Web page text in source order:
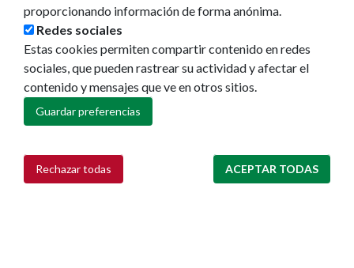
proporcionando información de forma anónima.
Redes sociales
Estas cookies permiten compartir contenido en redes
sociales, que pueden rastrear su actividad y afectar el
contenido y mensajes que ve en otros sitios.
Guardar preferencias
Rechazar todas ACEPTAR TODAS
Retirar consentimiento